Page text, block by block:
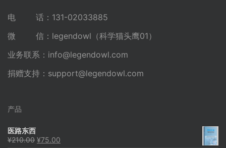
电 话：131-02033885
微 信：legendowl（科学猫头鹰01）
业务联系： info@legendowl.com
捐赠支持： support@legendowl.com
产品
医路东西
¥210.00 原
¥75.00